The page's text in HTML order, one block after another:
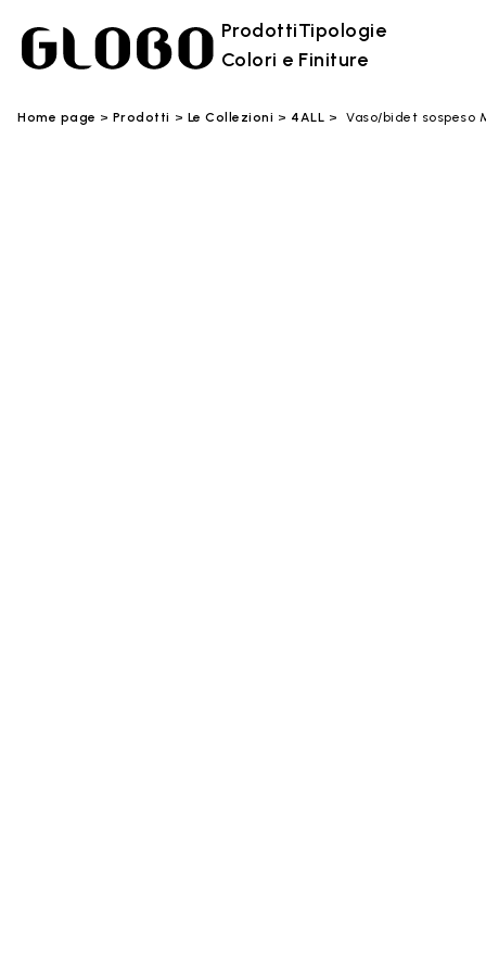
ProdottiTipologie
Colori e Finiture
Home page Prodotti Le Collezioni 4ALL Vaso/bidet sospeso